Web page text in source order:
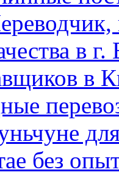
в
в
без